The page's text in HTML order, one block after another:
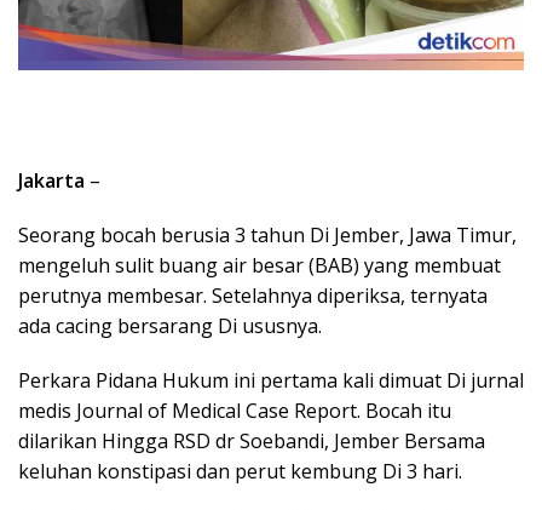
Jakarta –
Seorang bocah berusia 3 tahun Di Jember, Jawa Timur,
mengeluh sulit buang air besar (BAB) yang membuat
perutnya membesar. Setelahnya diperiksa, ternyata
ada cacing bersarang Di ususnya.
Perkara Pidana Hukum ini pertama kali dimuat Di jurnal
medis Journal of Medical Case Report. Bocah itu
dilarikan Hingga RSD dr Soebandi, Jember Bersama
keluhan konstipasi dan perut kembung Di 3 hari.